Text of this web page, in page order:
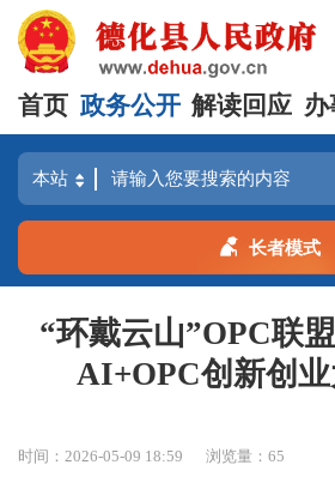
首页 政务公开 解读回应 办
长者模式
“环戴云山”OPC联
AI+OPC创新创
时间：2026-05-09 18:59 浏览量：65